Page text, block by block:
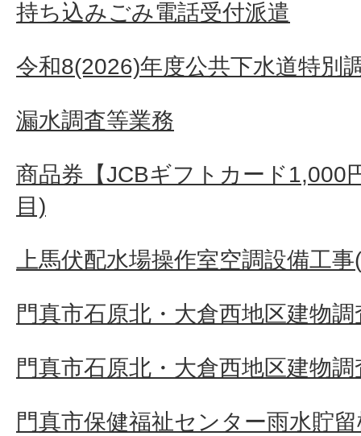
持ち込みごみ電話受付派遣
令和8(2026)年度公共下水道特別
漏水調査等業務
商品券【JCBギフトカード1,000
目)
上馬伏配水場操作室空調設備工
門真市石原北・大倉西地区建物
門真市石原北・大倉西地区建物
門真市保健福祉センター雨水貯